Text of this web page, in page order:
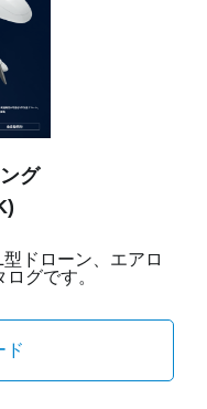
グ
ドローン、エアロ
グです。
ド